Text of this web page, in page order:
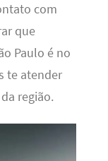
com
que
Paulo é no
te atender
região.